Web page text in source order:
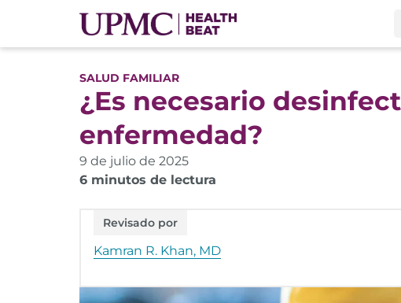
SALUD FAMILIAR
¿Es necesario
enfermedad?
9 de julio de 2025
6 minutos de lectura
Revisado por
Kamran R. Khan, MD